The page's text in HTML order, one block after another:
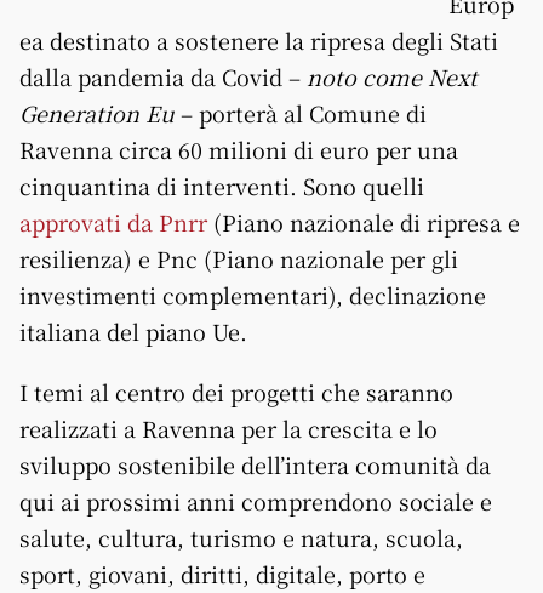
ea destinato a sostenere la ripresa degli Stati
dalla pandemia da Covid – noto come Next
Generation Eu– porterà al Comune di
Ravenna circa 60 milioni di euro per una
cinquantina di interventi. Sono quelli
approvati da Pnrr (Piano nazionale di ripresa e
resilienza) e Pnc (Piano nazionale per gli
investimenti complementari), declinazione
italiana del piano Ue.
I temi al centro dei progetti che saranno
realizzati a Ravenna per la crescita e lo
sviluppo sostenibile dell’intera comunità da
qui ai prossimi anni comprendono sociale e
salute, cultura, turismo e natura, scuola,
sport, giovani, diritti, digitale, porto e